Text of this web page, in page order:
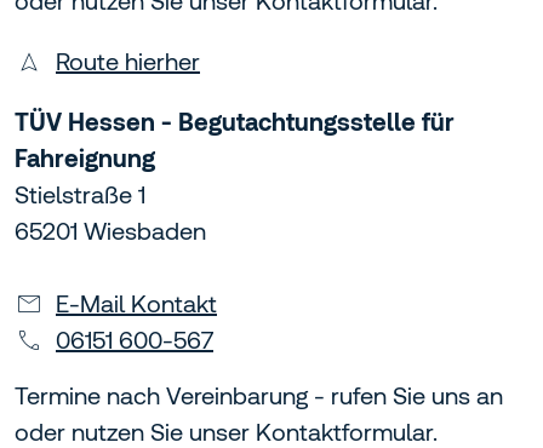
Route hierher
TÜV Hessen - Begutachtungsstelle für
Fahreignung
Stielstraße 1
65201 Wiesbaden
E-Mail Kontakt
06151 600-567
Termine nach Vereinbarung - rufen Sie uns an
oder nutzen Sie unser Kontaktformular.